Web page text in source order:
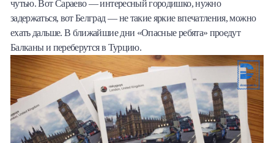
чутью. Вот Сараево — интересный городишко, нужно
задержаться, вот Белград — не такие яркие впечатления, можно
ехать дальше. В ближайшие дни «Опасные ребята» проедут
Балканы и переберутся в Турцию.